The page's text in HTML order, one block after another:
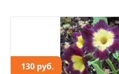
130 руб.